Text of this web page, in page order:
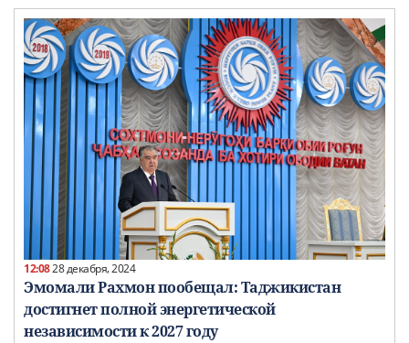
12:0828 декабря, 2024
Эмомали Рахмон пообещал: Таджикистан
достигнет полной энергетической
независимости к 2027 году